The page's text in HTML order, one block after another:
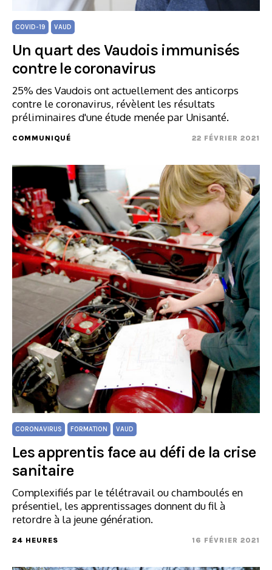
COVID-19 VAUD
Un quart des Vaudois immunisés
contre le coronavirus
25% des Vaudois ont actuellement des anticorps
contre le coronavirus, révèlent les résultats
préliminaires d'une étude menée par Unisanté.
COMMUNIQUÉ 22 FÉVRIER 2021
CORONAVIRUS FORMATION VAUD
Les apprentis face au défi de la crise
sanitaire
Complexifiés par le télétravail ou chamboulés en
présentiel, les apprentissages donnent du fil à
retordre à la jeune génération.
24 HEURES 16 FÉVRIER 2021